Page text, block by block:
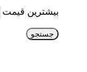
بیشترین قیمت
جستجو